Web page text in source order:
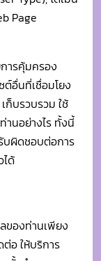
นอย่างไร ทั้งนี้
ผิดชอบต่อการ
ของท่านเพียง
ต่อ ให้บริการ
ทั้งสำรวจความ
อมูลส่วนบุคคล
ร่ให้กับบุคคล
กท่านเท่านั้น